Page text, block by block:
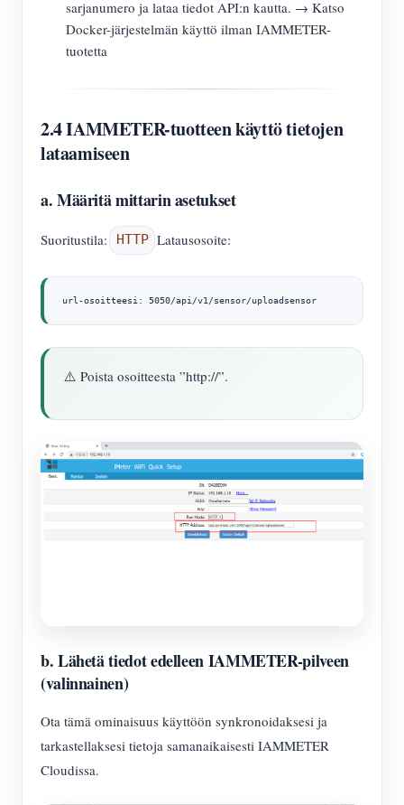
sarjanumero ja lataa tiedot API:n kautta. → Katso
Docker-järjestelmän käyttö ilman IAMMETER-
tuotetta
2.4 IAMMETER-tuotteen käyttö tietojen
lataamiseen
a. Määritä mittarin asetukset
Suoritustila: HTTP Latausosoite:
url-osoitteesi: 5050/api/v1/sensor/uploadsensor
⚠️ Poista osoitteesta ”http://”.
b. Lähetä tiedot edelleen IAMMETER-pilveen
(valinnainen)
Ota tämä ominaisuus käyttöön synkronoidaksesi ja
tarkastellaksesi tietoja samanaikaisesti IAMMETER
Cloudissa.